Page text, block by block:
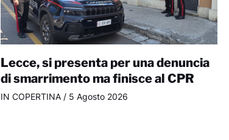
Lecce, si presenta per una denuncia
di smarrimento ma finisce al CPR
IN COPERTINA / 5 Agosto 2026